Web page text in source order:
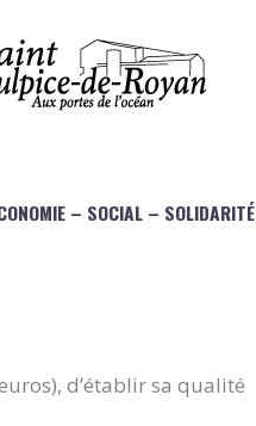
– SOCIAL – SOLIDARITÉ
d’établir sa qualité